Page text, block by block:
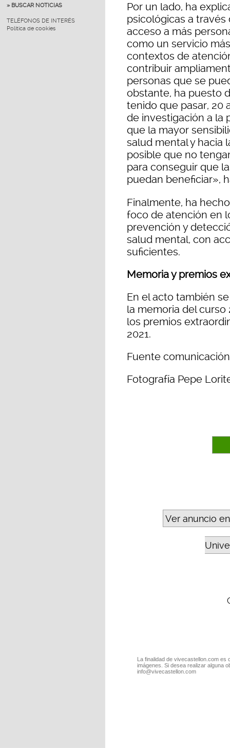
» BUSCAR NOTICIAS
TELÉFONOS DE INTERÉS
Política de cookies
Por un lado, ha
psicológicas a través
acceso a más
como un servicio
contextos de
contribuir
personas que se
obstante, ha puesto
tenido que pasar, 20
de investigación a la
que la mayor
salud mental y hacia
posible que no
para conseguir que
puedan beneficiar»,
Finalmente, ha
foco de atención en
prevención y
salud mental, con
suficientes.
Memoria y premios
En el acto también
la memoria del
los premios
2021.
Fuente
Fotografía Pepe
Ver anuncio
La finalidad de vivecastellon.com
imágenes. Si desea realizar alguna
info@vivecastellon.com